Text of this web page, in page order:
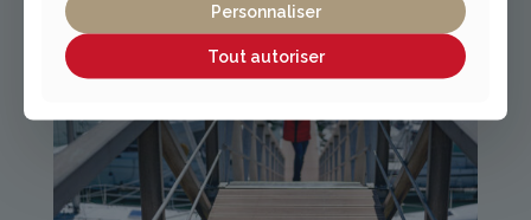
Personnaliser
Tout autoriser